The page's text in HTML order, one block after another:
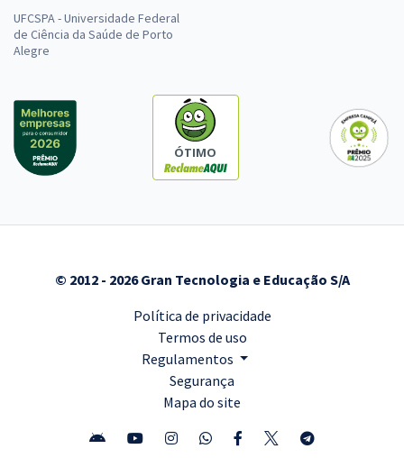
UFCSPA - Universidade Federal
de Ciência da Saúde de Porto
Alegre
ÓTIMO
© 2012 - 2026 Gran Tecnologia e Educação S/A
Política de privacidade
Termos de uso
Regulamentos
Segurança
Mapa do site